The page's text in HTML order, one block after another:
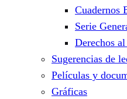
Cuadernos
Serie
Derechos
Sugerencias de
Películas y
Gráficas